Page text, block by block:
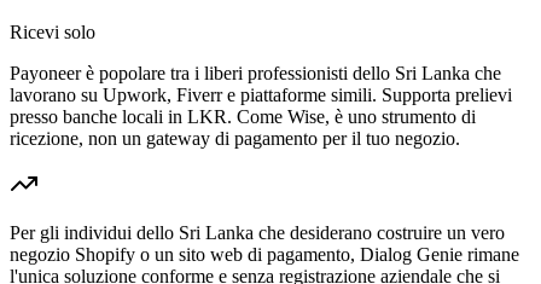
Ricevi solo
Payoneer è popolare tra i liberi professionisti dello Sri Lanka che
lavorano su Upwork, Fiverr e piattaforme simili. Supporta prelievi
presso banche locali in LKR. Come Wise, è uno strumento di
ricezione, non un gateway di pagamento per il tuo negozio.
Per gli individui dello Sri Lanka che desiderano costruire un vero
negozio Shopify o un sito web di pagamento, Dialog Genie rimane
l'unica soluzione conforme e senza registrazione aziendale che si